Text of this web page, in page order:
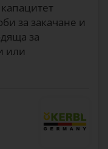
за закачане и
за
или